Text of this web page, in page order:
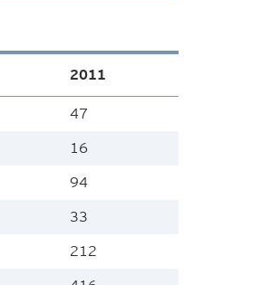
2011
47
16
94
33
212